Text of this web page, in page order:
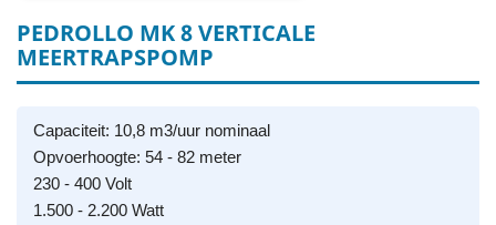
PEDROLLO MK 8 VERTICALE
MEERTRAPSPOMP
Capaciteit: 10,8 m3/uur nominaal
Opvoerhoogte: 54 - 82 meter
230 - 400 Volt
1.500 - 2.200 Watt